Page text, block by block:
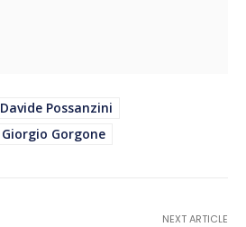
Davide Possanzini
Giorgio Gorgone
NEXT ARTICLE